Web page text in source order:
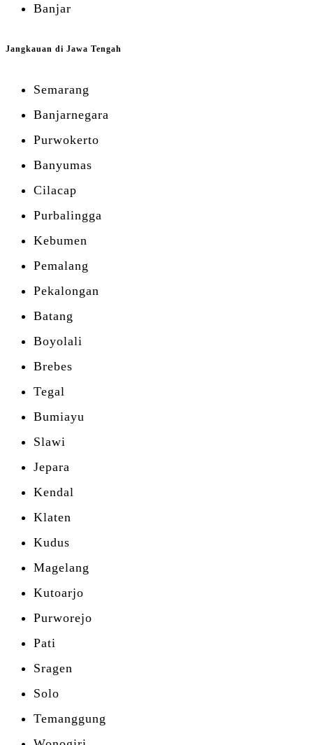
Banjar
Jangkauan di Jawa Tengah
Semarang
Banjarnegara
Purwokerto
Banyumas
Cilacap
Purbalingga
Kebumen
Pemalang
Pekalongan
Batang
Boyolali
Brebes
Tegal
Bumiayu
Slawi
Jepara
Kendal
Klaten
Kudus
Magelang
Kutoarjo
Purworejo
Pati
Sragen
Solo
Temanggung